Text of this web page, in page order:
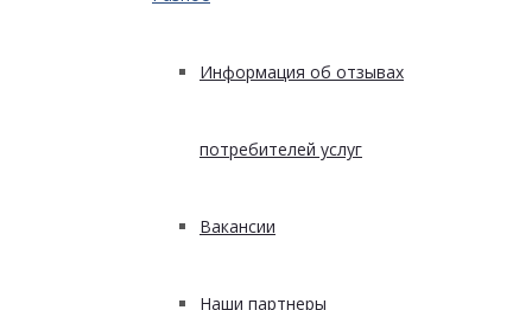
Информация об отзывах
потребителей услуг
Вакансии
Наши партнеры